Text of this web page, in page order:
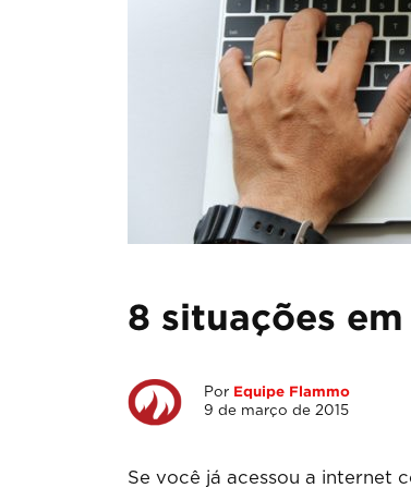
8 situações
Por Equipe Flammo
9 de março de 2015
Se você já acessou a internet